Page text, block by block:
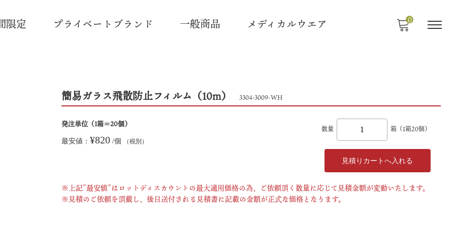
限定 プライベートブランド 一般商品 メディカルウエア 0
簡易ガラス飛散防止フィルム（10m） 3304-3009-WH
発注単位（1箱＝20個）
最安値： ¥820/個 （税別）
数量 箱（1箱20個）
※上記”最安値”はロットディスカウントの最大適用価格の為、ご依頼頂く数量に応じて見積金額が変動いたします。
※見積のご依頼を頂戴し、後日送付される見積書に記載の金額が正式な価格となります。